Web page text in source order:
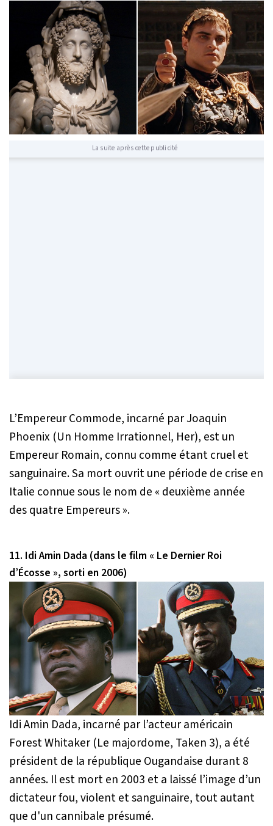
La suite après cette publicité
L’Empereur Commode, incarné par Joaquin
Phoenix (Un Homme Irrationnel, Her), est un
Empereur Romain, connu comme étant cruel et
sanguinaire. Sa mort ouvrit une période de crise en
Italie connue sous le nom de « deuxième année
des quatre Empereurs ».
11. Idi Amin Dada (dans le film « Le Dernier Roi
d’Écosse », sorti en 2006)
Idi Amin Dada, incarné par l’acteur américain
Forest Whitaker (Le majordome, Taken 3), a été
président de la république Ougandaise durant 8
années. Il est mort en 2003 et a laissé l’image d’un
dictateur fou, violent et sanguinaire, tout autant
que d'un cannibale présumé.